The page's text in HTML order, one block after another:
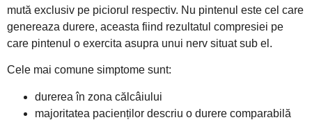
mută exclusiv pe piciorul respectiv. Nu pintenul este cel care
genereaza durere, aceasta fiind rezultatul compresiei pe
care pintenul o exercita asupra unui nerv situat sub el.
Cele mai comune simptome sunt:
durerea în zona călcâiului
majoritatea pacienților descriu o durere comparabilă